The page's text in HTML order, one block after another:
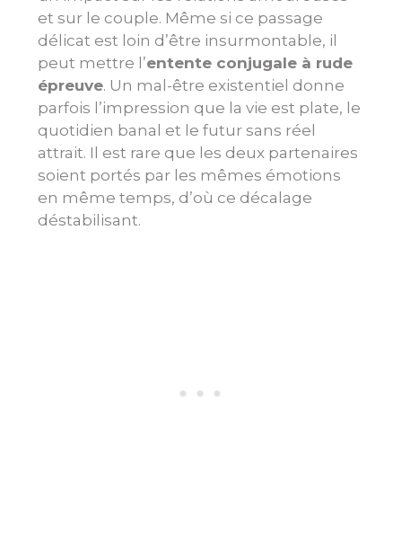
et sur le couple. Même si ce passage
délicat est loin d’être insurmontable, il
peut mettre l’entente conjugale à rude
épreuve. Un mal-être existentiel donne
parfois l’impression que la vie est plate, le
quotidien banal et le futur sans réel
attrait. Il est rare que les deux partenaires
soient portés par les mêmes émotions
en même temps, d’où ce décalage
déstabilisant.